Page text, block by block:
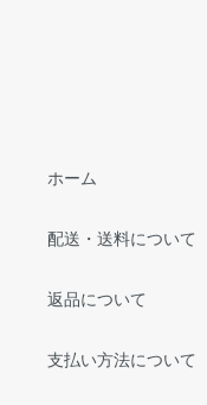
ホーム
配送・送料について
返品について
支払い方法について